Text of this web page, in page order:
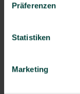
Präferenzen
Statistiken
Marketing